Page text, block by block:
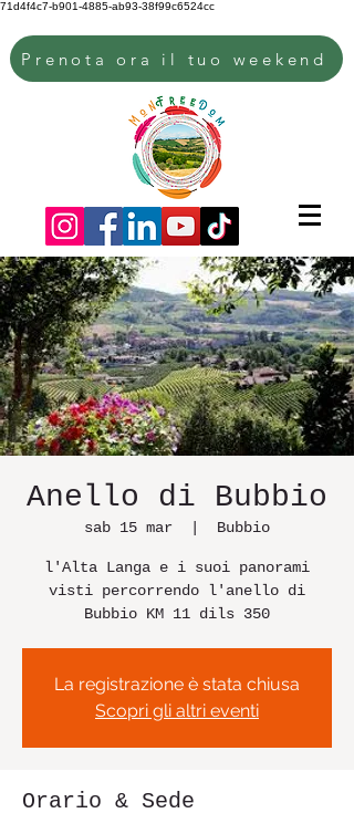
71d4f4c7-b901-4885-ab93-38f99c6524cc
Prenota ora il tuo weekend
Anello di Bubbio
sab 15 mar Bubbio
l'Alta Langa e i suoi panorami
visti percorrendo l'anello di
Bubbio KM 11 dils 350
La registrazione è stata chiusa
Scopri gli altri eventi
Orario & Sede